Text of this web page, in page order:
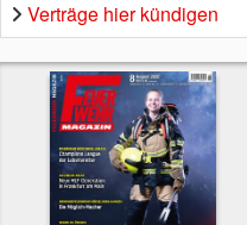
Verträge hier kündigen